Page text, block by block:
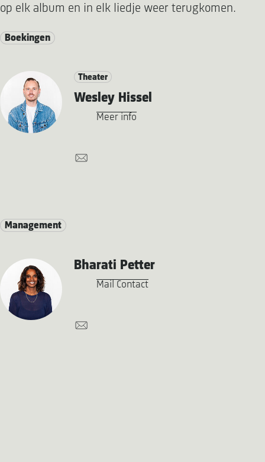
op elk album en in elk liedje weer terugkomen.
Boekingen
Theater
Wesley Hissel
Meer info
Management
Bharati Petter
Mail Contact